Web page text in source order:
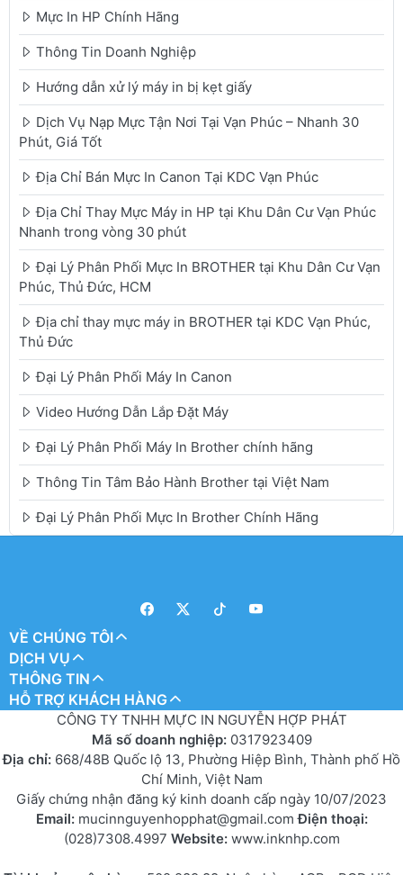
Mực In HP Chính Hãng
Thông Tin Doanh Nghiệp
Hướng dẫn xử lý máy in bị kẹt giấy
Dịch Vụ Nạp Mực Tận Nơi Tại Vạn Phúc – Nhanh 30
Phút, Giá Tốt
Địa Chỉ Bán Mực In Canon Tại KDC Vạn Phúc
Địa Chỉ Thay Mực Máy in HP tại Khu Dân Cư Vạn Phúc
Nhanh trong vòng 30 phút
Đại Lý Phân Phối Mực In BROTHER tại Khu Dân Cư Vạn
Phúc, Thủ Đức, HCM
Địa chỉ thay mực máy in BROTHER tại KDC Vạn Phúc,
Thủ Đức
Đại Lý Phân Phối Máy In Canon
Video Hướng Dẫn Lắp Đặt Máy
Đại Lý Phân Phối Máy In Brother chính hãng
Thông Tin Tâm Bảo Hành Brother tại Việt Nam
Đại Lý Phân Phối Mực In Brother Chính Hãng
VỀ CHÚNG TÔI
DỊCH VỤ
THÔNG TIN
HỖ TRỢ KHÁCH HÀNG
CÔNG TY TNHH MỰC IN NGUYỄN HỢP PHÁT
Mã số doanh nghiệp: 0317923409
Địa chỉ: 668/48B Quốc lộ 13, Phường Hiệp Bình, Thành phố Hồ
Chí Minh, Việt Nam
Giấy chứng nhận đăng ký kinh doanh cấp ngày 10/07/2023
Email: mucinnguyenhopphat@gmail.comĐiện thoại:
(028)7308.4997 Website: www.inknhp.com